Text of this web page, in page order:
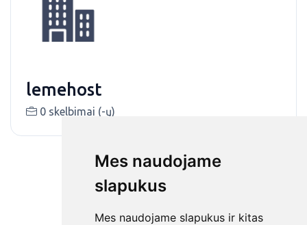
Mes naudojame
slapukus
Mes naudojame slapukus ir kitas
lemehost
0 skelbimai (-ų)